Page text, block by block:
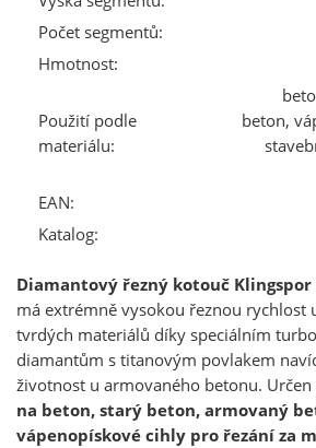
Počet segmentů:
Hmotnost:
Použití podle
materiálu:
beton,
EAN:
Katalog:
Diamantový řezný kotouč Klingspor
má extrémně vysokou řeznou rychlost
tvrdých materiálů díky speciálním
diamantům s titanovým povlakem
životnost u armovaného betonu. Určen
na beton, starý beton, armovaný
vápenopískové cihly pro řezání za